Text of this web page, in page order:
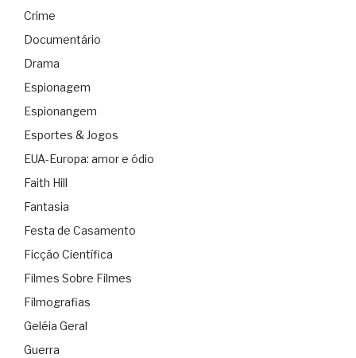
Crime
Documentário
Drama
Espionagem
Espionangem
Esportes & Jogos
EUA-Europa: amor e ódio
Faith Hill
Fantasia
Festa de Casamento
Ficção Científica
Filmes Sobre Filmes
Filmografias
Geléia Geral
Guerra